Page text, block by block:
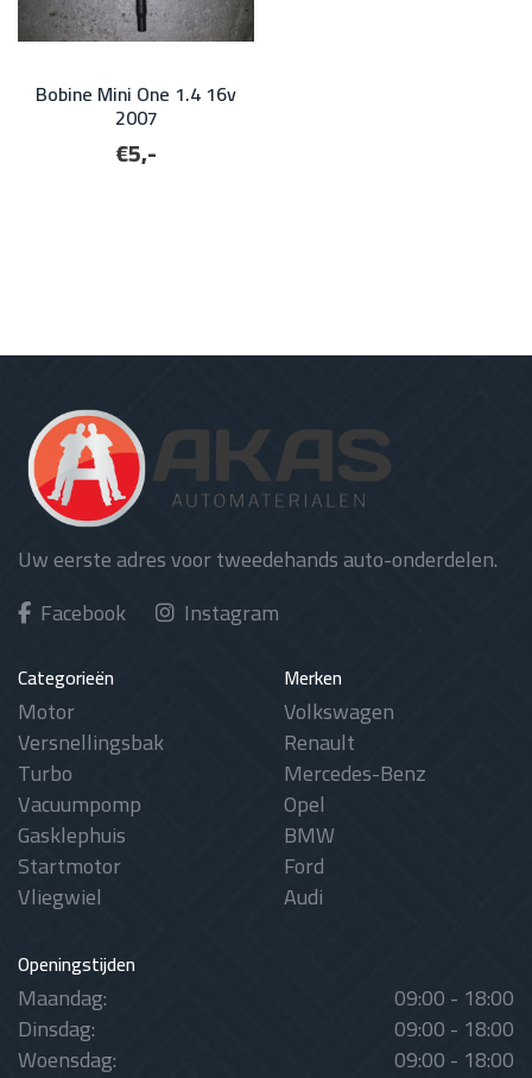
Bobine Mini One 1.4 16v
2007
€5,-
Uw eerste adres voor tweedehands auto-onderdelen.
Facebook
Instagram
Categorieën
Motor
Versnellingsbak
Turbo
Vacuumpomp
Gasklephuis
Startmotor
Vliegwiel
Merken
Volkswagen
Renault
Mercedes-Benz
Opel
BMW
Ford
Audi
Openingstijden
Maandag: 09:00 - 18:00
Dinsdag: 09:00 - 18:00
Woensdag: 09:00 - 18:00